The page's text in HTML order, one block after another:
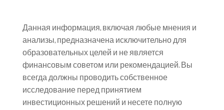
Данная информация, включая любые мнения и
анализы, предназначена исключительно для
образовательных целей и не является
финансовым советом или рекомендацией. Вы
всегда должны проводить собственное
исследование перед принятием
инвестиционных решений и несете полную